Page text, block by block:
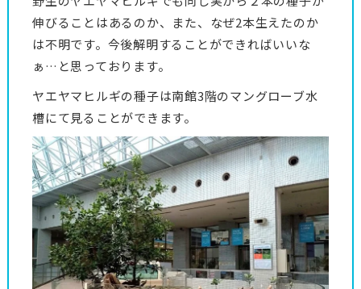
伸びることはあるのか、また、なぜ2本生えたのか
は不明です。今後解明することができればいいな
ぁ…と思っております。
ヤエヤマヒルギの種子は南館3階のマングローブ水
槽にて見ることができます。